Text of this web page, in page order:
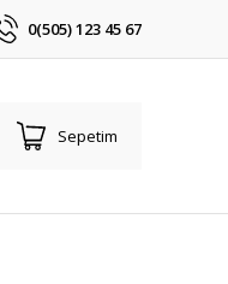
0(505) 123 45 67
Sepetim